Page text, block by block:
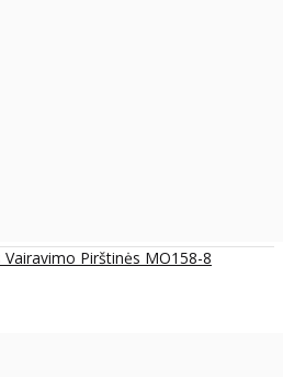
Pirštinės MO158-8